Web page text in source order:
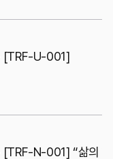
[TRF-U-001]
[TRF-N-001] “삶의